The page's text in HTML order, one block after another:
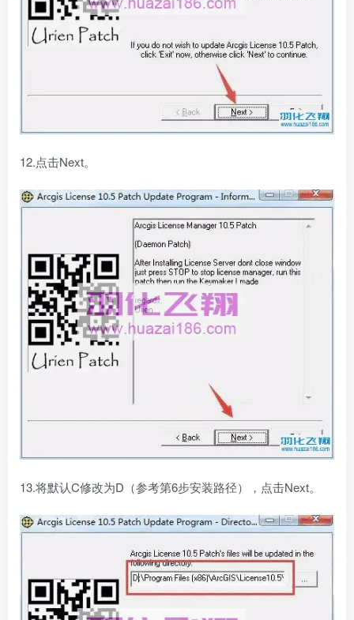
12.点击Next。
13.将默认C修改为D（参考第6步安装路径），点击Next。